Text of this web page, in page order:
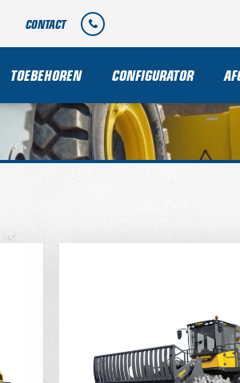
CONTACT
TOEBEHOREN CONFIGURATOR